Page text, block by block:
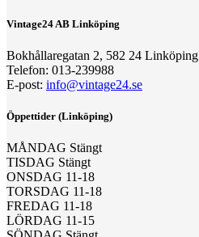
Vintage24 AB Linköping
Bokhållaregatan 2, 582 24 Linköping
Telefon: 013-239988
E-post: info@vintage24.se
Öppettider (Linköping)
MÅNDAG Stängt
TISDAG Stängt
ONSDAG 11-18
TORSDAG 11-18
FREDAG 11-18
LÖRDAG 11-15